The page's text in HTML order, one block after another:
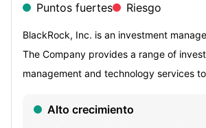
Puntos fuertes Riesgo
BlackRock, Inc. is an investment
The Company provides a range of
management and technology services
private markets, index and cash
Alto crecimiento